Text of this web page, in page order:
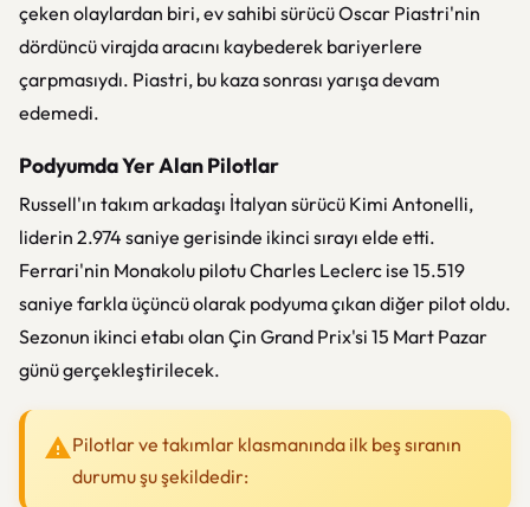
çeken olaylardan biri, ev sahibi sürücü Oscar Piastri'nin
dördüncü virajda aracını kaybederek bariyerlere
çarpmasıydı. Piastri, bu kaza sonrası yarışa devam
edemedi.
Podyumda Yer Alan Pilotlar
Russell'ın takım arkadaşı İtalyan sürücü Kimi Antonelli,
liderin 2.974 saniye gerisinde ikinci sırayı elde etti.
Ferrari'nin Monakolu pilotu Charles Leclerc ise 15.519
saniye farkla üçüncü olarak podyuma çıkan diğer pilot oldu.
Sezonun ikinci etabı olan Çin Grand Prix'si 15 Mart Pazar
günü gerçekleştirilecek.
Pilotlar ve takımlar klasmanında ilk beş sıranın
durumu şu şekildedir: